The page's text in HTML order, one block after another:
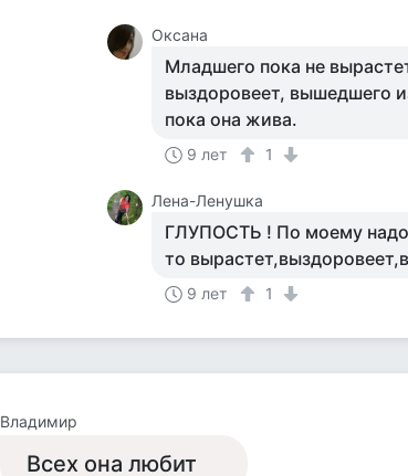
Оксана
Младшего пока не
выздоровеет, вышедшего
пока она жива.
9 лет 1
Лена-Ленушка
ГЛУПОСТЬ ! По моему
то
9 лет 1
Владимир
Всех она любит